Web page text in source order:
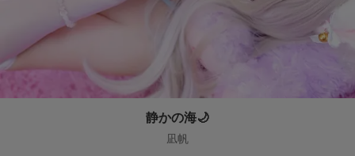
静かの海🌙
凪帆